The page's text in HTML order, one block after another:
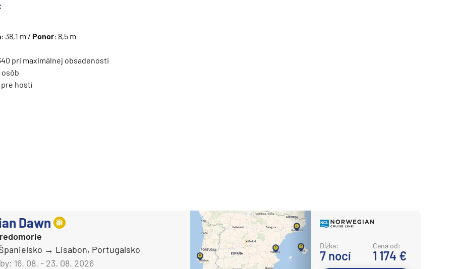
a Maroko
: 38,1 m / Ponor: 8,5 m
pri maximálnej obsadenosti
osôb
pre hostí
Dawn
Lisabon, Portugalsko
16. 08. - 23. 08. 2026
Dĺžka:
7 nocí
Cena od:
1 174 €